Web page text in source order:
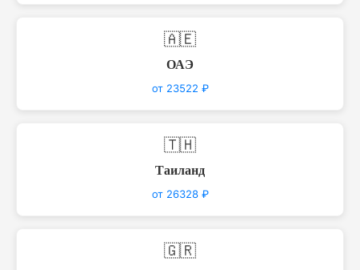
🇦🇪
ОАЭ
от 23522 ₽
🇹🇭
Таиланд
от 26328 ₽
🇬🇷